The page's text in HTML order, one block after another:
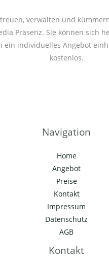
verwalten und
Präsenz. Sie können sich
ein individuelles Angebot
kostenlos.
Navigation
Home
Angebot
Preise
Kontakt
Impressum
Datenschutz
AGB
Kontakt